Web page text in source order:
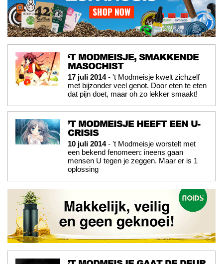
‘T MODMEISJE, SMAKKENDE
MASOCHIST
17 juli 2014- 't Modmeisje kwelt zichzelf
met bijzonder veel genot. Door eten te eten
dat pijn doet, maar oh zo lekker smaakt!
’T MODMEISJE HEEFT EEN U-
CRISIS
10 juli 2014- 't Modmeisje worstelt met
een bekend fenomeen: ineens gaan
mensen U tegen je zeggen. Maar er is 1
oplossing